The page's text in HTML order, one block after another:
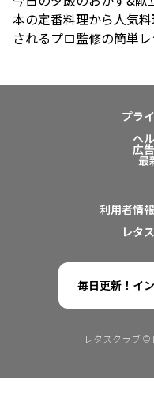
本の定番料理から人気
されるプロ監修の簡単
プラ
ヘ
広
最
利用者情
レタ
毎日更新！イ
レタスクラブ ©